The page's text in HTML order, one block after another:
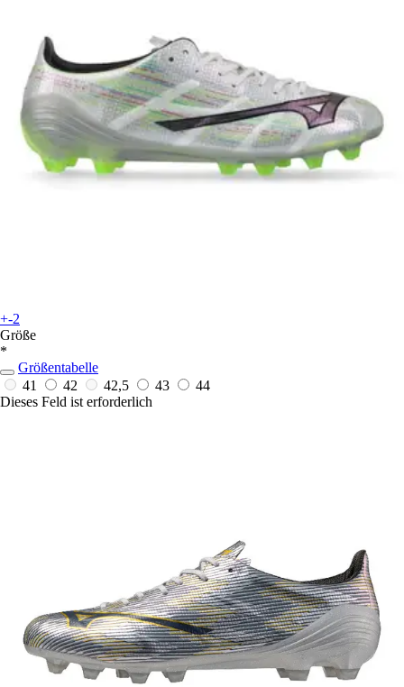
+-2
Größe
*
Größentabelle
41
42 42,5 43
44
Dieses Feld ist erforderlich